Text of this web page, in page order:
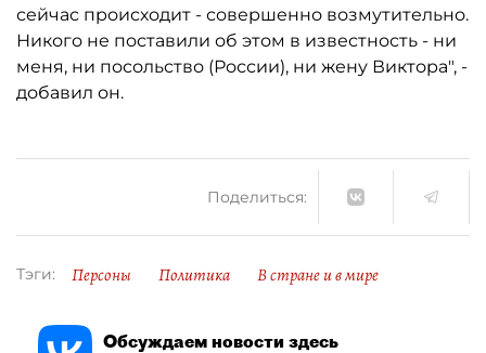
сейчас происходит - совершенно возмутительно.
Никого не поставили об этом в известность - ни
меня, ни посольство (России), ни жену Виктора", -
добавил он.
Поделиться:
Тэги: Персоны Политика В стране и в мире
Обсуждаем новости здесь